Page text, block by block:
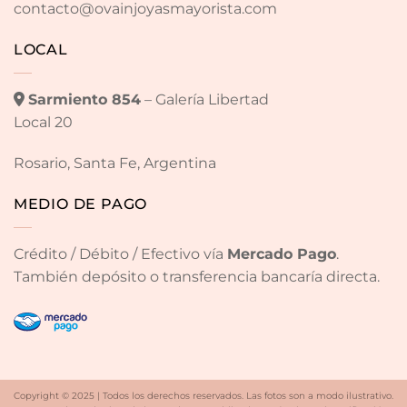
LOCAL
Sarmiento 854– Galería Libertad
Local 20
Rosario, Santa Fe, Argentina
MEDIO DE PAGO
Crédito / Débito / Efectivo vía Mercado Pago.
También depósito o transferencia bancaría directa.
contacto@ovainjoyasmayorista.com
Copyright © 2025 | Todos los derechos reservados. Las fotos son a modo ilustrativo.